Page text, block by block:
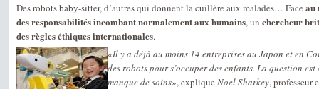
Des robots baby-sitter, d’autres qui donnent la cuillère aux malades… Face au
des responsabilités incombant normalement aux humains, un chercheur
des règles éthiques internationales.
«Il y a déjà au moins 14 entreprises au Japon et en
des robots pour s’occuper des enfants. La question
manque de soins», explique Noel Sharkey, professeur